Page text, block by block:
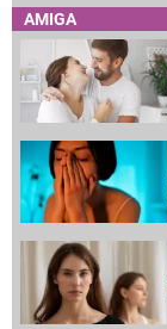
AMIGA